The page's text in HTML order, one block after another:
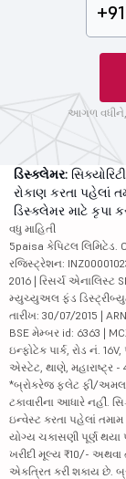
+91
આગળ વધીને,
ડિસ્ક્લેમર:
રોકાણ કરતા પહેલાં
ડિસ્ક્લેમર માટે કૃપા
વધુ માહિતી
5paisa કેપિટલ લિમિટેડ.
રજિસ્ટ્રેશન:
2016 | રિસર્ચ એનાલિસ્ટ
મ્યુચ્યુઅલ ફંડ
તારીખ: 30/07/2015 |
BSE મેમ્બર id: 6363 |
ઇન્ફોટેક પાર્ક, રોડ નં.
એસ્ટેટ, થાણે, મહારાષ્ટ્ર -
*બ્રોકરેજ ફ્લેટ ફી/
ટકાવારીના આધારે નહીં.
ઇન્વેસ્ટ કરતા પહેલાં
યોગ્ય ચકાસણી પૂર્ણ
ખરીદી મૂલ્ય ₹10/-
એકત્રિત કરી શકાય છે.